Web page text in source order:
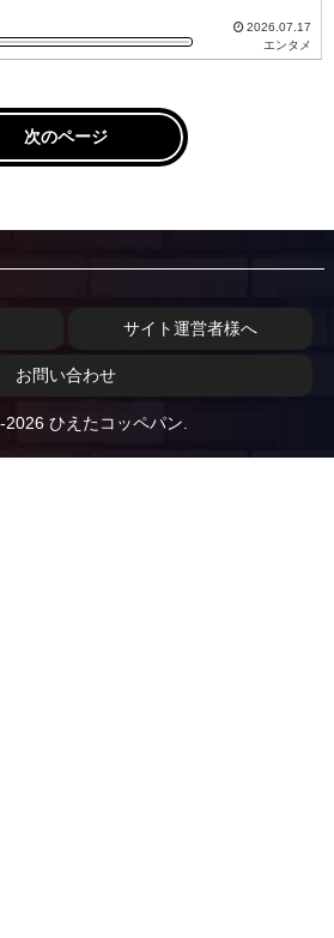
2026.07.17
エンタメ
次のページ
サイト運営者様へ
お問い合わせ
ひえたコッペパン.